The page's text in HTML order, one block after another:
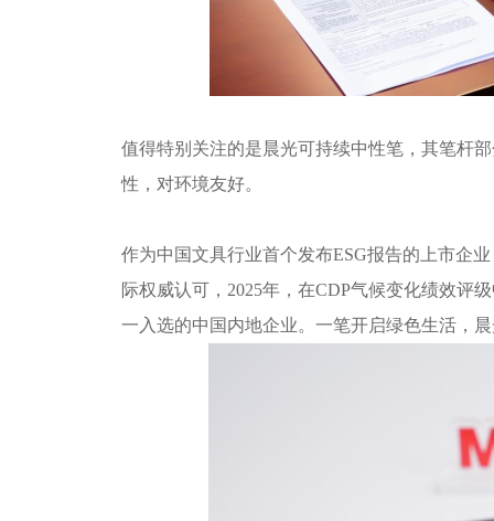
值得特别关注的是晨光可持续中性笔，其笔杆
性，对环境友好。
作为中国文具行业首个发布ESG报告的上市企
际权威认可，2025年，在CDP气候变化绩效评
一入选的中国内地企业。一笔开启绿色生活，